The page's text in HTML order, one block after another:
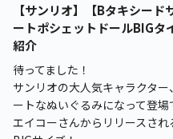
【サンリオ】【Bタキシー
ートポシェットドールBIGタ
紹介
待ってました！
サンリオの大人気キャラクタ
ートなぬいぐるみになって登場
エイコーさんからリリースさ